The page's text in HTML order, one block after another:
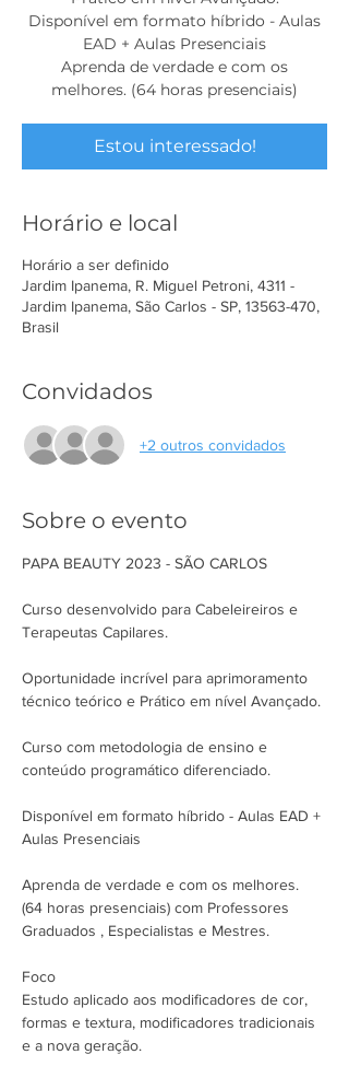
Disponível em formato híbrido - Aulas
EAD + Aulas Presenciais
Aprenda de verdade e com os
melhores. (64 horas presenciais)
Estou interessado!
Horário e local
Horário a ser definido
Jardim Ipanema, R. Miguel Petroni, 4311 -
Jardim Ipanema, São Carlos - SP, 13563-470,
Brasil
Convidados
+2 outros convidados
Sobre o evento
PAPA BEAUTY 2023 - SÃO CARLOS
Curso desenvolvido para Cabeleireiros e
Terapeutas Capilares.
Oportunidade incrível para aprimoramento
técnico teórico e Prático em nível Avançado.
Curso com metodologia de ensino e
conteúdo programático diferenciado.
Disponível em formato híbrido - Aulas EAD +
Aulas Presenciais
Aprenda de verdade e com os melhores.
(64 horas presenciais) com Professores
Graduados , Especialistas e Mestres.
Foco
Estudo aplicado aos modificadores de cor,
formas e textura, modificadores tradicionais
e a nova geração.